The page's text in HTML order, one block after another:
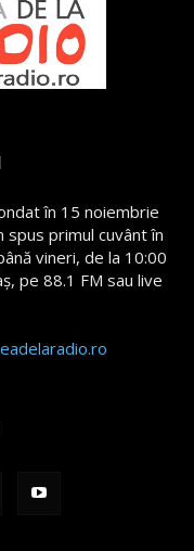
în 15 noiembrie
spus primul cuvânt în
vineri, de la 10:00
pe 88.1 FM sau live